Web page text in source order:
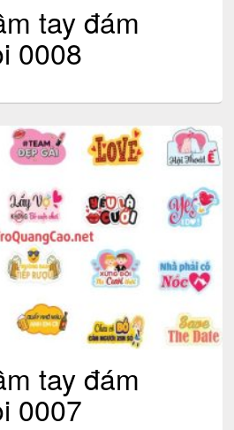
tay đám
0008
tay đám
0007